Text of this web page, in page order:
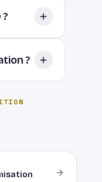
: le SEA
?
Qualiopi.